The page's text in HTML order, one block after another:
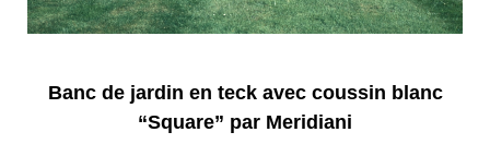
Banc de jardin en teck avec coussin blanc
“Square” par Meridiani